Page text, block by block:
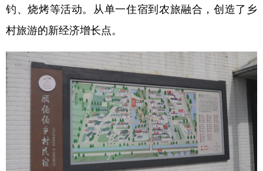
钓、烧烤等活动。从单一住宿到农旅融合，创造了乡
村旅游的新经济增长点。